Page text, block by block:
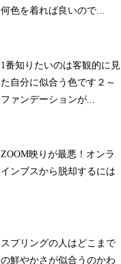
何色を着れば良いので...
1番知りたいのは客観的に見
た自分に似合う色です２～
ファンデーションが...
ZOOM映りが最悪！オンラ
インブスから脱却するには
スプリングの人はどこまで
の鮮やかさが似合うのかわ